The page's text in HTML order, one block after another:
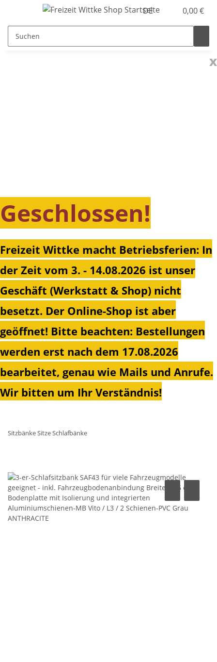
DE 0,00 €
x
Geschlossen!
Freizeit Wittke macht Betriebsferien: In
der Zeit vom 3. - 14.08.2026 ist unser
Geschäft (Werkstatt & Shop) nicht
besetzt. Der Online-Shop ist aber
geöffnet! Bitte beachten: Bestellungen
werden erst nach dem 17.08.2026
bearbeitet, genau wie Mails und Anrufe.
Wir bitten um Ihr Verständnis!
Sitzbänke Sitze Schlafbänke